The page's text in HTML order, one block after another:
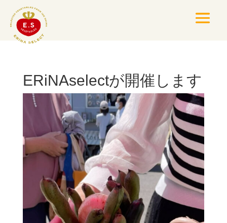
ERiNAselectが開催します